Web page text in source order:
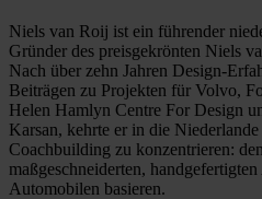
Niels van Roij ist ein führender
Gründer des preisgekrönten Niels
Nach über zehn Jahren Design-
Beiträgen zu Projekten für Volvo,
Helen Hamlyn Centre For Design
Karsan, kehrte er in die
Coachbuilding zu konzentrieren:
maßgeschneiderten,
Automobilen basieren.